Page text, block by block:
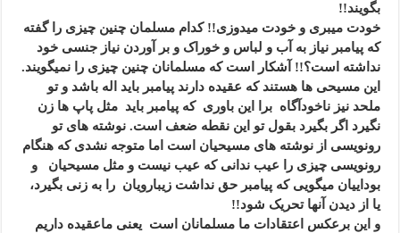
بگویند!!
خودت میبری و خودت میدوزی!! کدام مسلمان چنین چیزی را گفته
که پیامبر نیاز به آب و لباس و خوراک و بر آوردن نیاز جنسی خود
نداشته است؟!! آشکار است که مسلمانان چنین چیزی را نمیگویند.
این مسیحی ها هستند که عقیده دارند پیامبر باید اله باشد و تو
ملحد نیز ناخودآگاه برا این باوری که پیامبر باید مثل پاپ ها زن
نگیرد اگر بگیرد بقول تو این نقطه ضعف است. نوشته های تو
رونویسی از نوشته های مسیحیان است اما متوجه نشدی که هنگام
رونویسی چیزی را عیب ندانی که عیب نیست و مثل مسیحیان و
بوداییان میگویی که پیامبر حق نداشت زیبارویان را به زنی بگیرد،
یا از دیدن آنها تحریک شود!!
و این برعکس اعتقادات ما مسلمانان است یعنی ماعقیده داریم